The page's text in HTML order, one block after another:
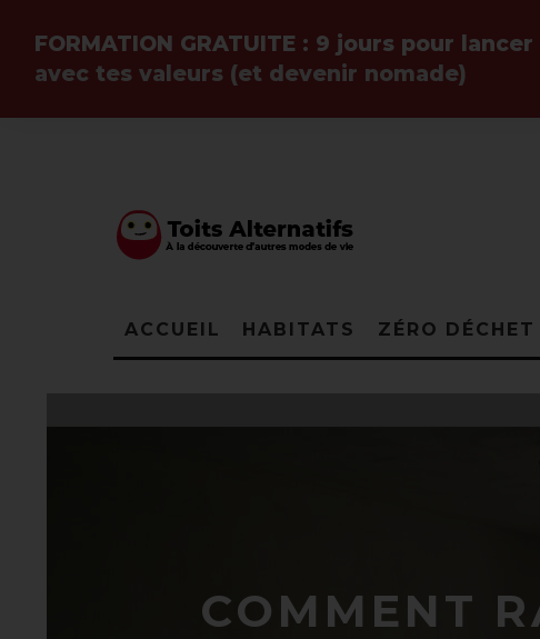
ACCUEIL HABITATS ZÉRO DÉCHET
COMMENT
FORMATION GRATUITE : 9 jours pour
avec tes valeurs (et devenir nomade)